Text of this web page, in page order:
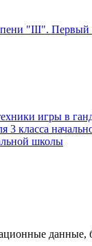
"III". Первый
игры в
3 класса
школы